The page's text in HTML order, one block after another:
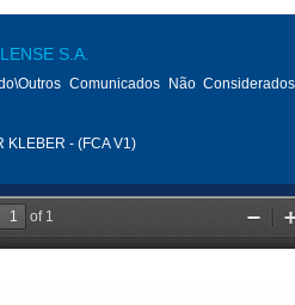
S.A.
Comunicados Não
KLEBER - (FCA V1)